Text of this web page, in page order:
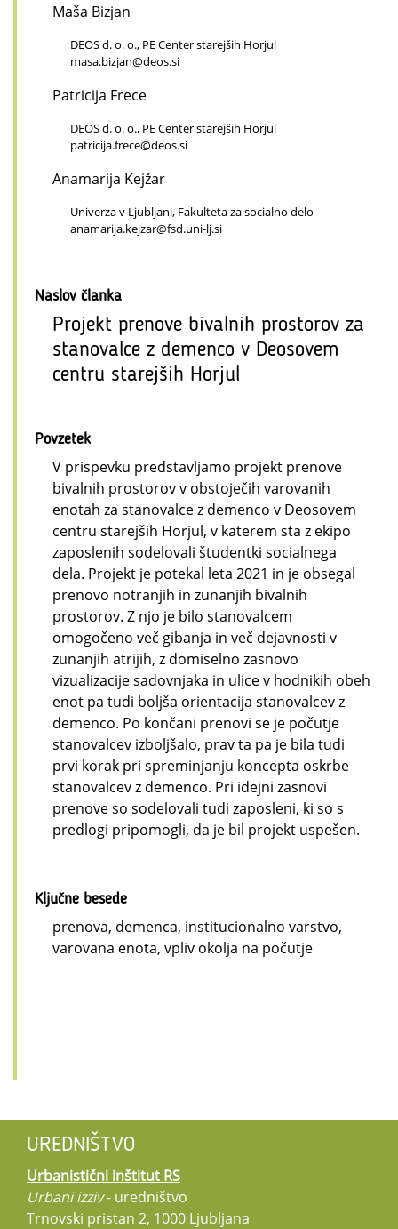
Maša Bizjan
DEOS d. o. o., PE Center starejših Horjul
masa.bizjan@deos.si
Patricija Frece
DEOS d. o. o., PE Center starejših Horjul
patricija.frece@deos.si
Anamarija Kejžar
Univerza v Ljubljani, Fakulteta za socialno delo
anamarija.kejzar@fsd.uni-lj.si
Naslov članka
Projekt prenove bivalnih prostorov za
stanovalce z demenco v Deosovem
centru starejših Horjul
Povzetek
V prispevku predstavljamo projekt prenove
bivalnih prostorov v obstoječih varovanih
enotah za stanovalce z demenco v Deosovem
centru starejših Horjul, v katerem sta z ekipo
zaposlenih sodelovali študentki socialnega
dela. Projekt je potekal leta 2021 in je obsegal
prenovo notranjih in zunanjih bivalnih
prostorov. Z njo je bilo stanovalcem
omogočeno več gibanja in več dejavnosti v
zunanjih atrijih, z domiselno zasnovo
vizualizacije sadovnjaka in ulice v hodnikih obeh
enot pa tudi boljša orientacija stanovalcev z
demenco. Po končani prenovi se je počutje
stanovalcev izboljšalo, prav ta pa je bila tudi
prvi korak pri spreminjanju koncepta oskrbe
stanovalcev z demenco. Pri idejni zasnovi
prenove so sodelovali tudi zaposleni, ki so s
predlogi pripomogli, da je bil projekt uspešen.
Ključne besede
prenova, demenca, institucionalno varstvo,
varovana enota, vpliv okolja na počutje
UREDNIŠTVO
Urbanistični inštitut RS
Urbani izziv- uredništvo
Trnovski pristan 2, 1000 Ljubljana